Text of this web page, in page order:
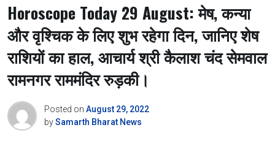
Horoscope Today 29 August: मेष, कन्या
और वृश्चिक के लिए शुभ रहेगा दिन, जानिए शेष
राशियों का हाल, आचार्य श्री कैलाश चंद सेमवाल
रामनगर राममंदिर रुड़की।
Posted on August 29, 2022
bySamarth Bharat News